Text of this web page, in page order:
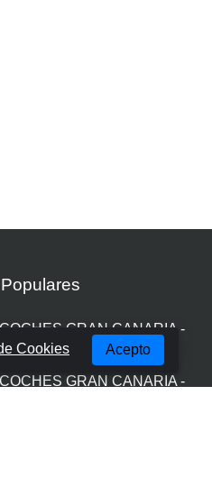
GRAN CANARIA -
GRAN CANARIA -
Cookies Acepto